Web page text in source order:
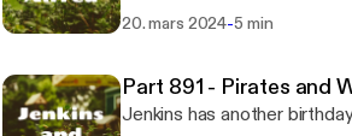
20. mars 2024-5 min
Part 891 - Pirates and
Jenkins has another